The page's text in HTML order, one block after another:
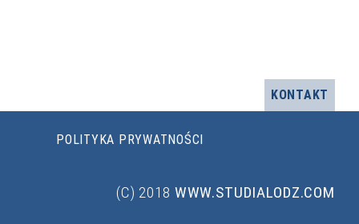
KONTAKT
POLITYKA PRYWATNOŚCI
(C) 2018 WWW.STUDIALODZ.COM